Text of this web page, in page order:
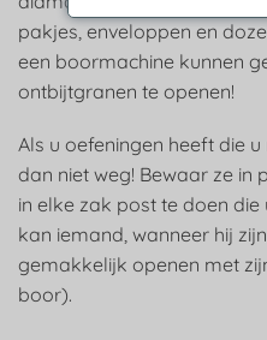
pakjes, enveloppen en
een boormachine kunnen
ontbijtgranen te openen!
Als u oefeningen heeft die
dan niet weg! Bewaar ze
in elke zak post te doen
kan iemand, wanneer hij
gemakkelijk openen met
boor).